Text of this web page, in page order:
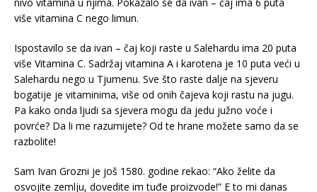
više vitamina C nego limun.
Ispostavilo se da ivan – čaj koji raste u Salehardu ima 20 puta
više Vitamina C. Sadržaj vitamina A i karotena je 10 puta veći u
Salehardu nego u Tjumenu. Sve što raste dalje na sjeveru
bogatije je vitaminima, više od onih čajeva koji rastu na jugu.
Pa kako onda ljudi sa sjevera mogu da jedu južno voće i
povrće? Da li me razumijete? Od te hrane možete samo da se
razbolite!
Sam Ivan Grozni je još 1580. godine rekao: “Ako želite da
osvojite zemlju, dovedite im tuđe proizvode!” E to mi danas